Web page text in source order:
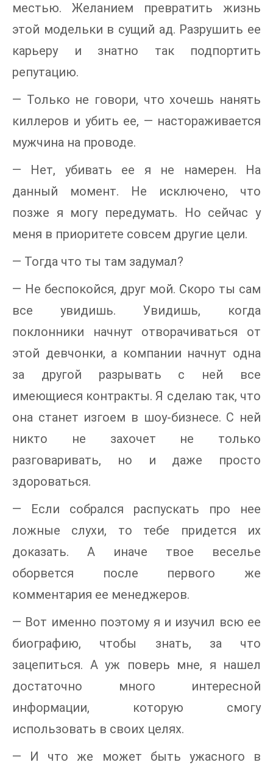
местью. Желанием превратить жизнь
этой модельки в сущий ад. Разрушить ее
карьеру и знатно так подпортить
репутацию.
— Только не говори, что хочешь нанять
киллеров и убить ее, — настораживается
мужчина на проводе.
— Нет, убивать ее я не намерен. На
данный момент. Не исключено, что
позже я могу передумать. Но сейчас у
меня в приоритете совсем другие цели.
— Тогда что ты там задумал?
— Не беспокойся, друг мой. Скоро ты сам
все увидишь. Увидишь, когда
поклонники начнут отворачиваться от
этой девчонки, а компании начнут одна
за другой разрывать с ней все
имеющиеся контракты. Я сделаю так, что
она станет изгоем в шоу-бизнесе. С ней
никто не захочет не только
разговаривать, но и даже просто
здороваться.
— Если собрался распускать про нее
ложные слухи, то тебе придется их
доказать. А иначе твое веселье
оборвется после первого же
комментария ее менеджеров.
— Вот именно поэтому я и изучил всю ее
биографию, чтобы знать, за что
зацепиться. А уж поверь мне, я нашел
достаточно много интересной
информации, которую смогу
использовать в своих целях.
— И что же может быть ужасного в